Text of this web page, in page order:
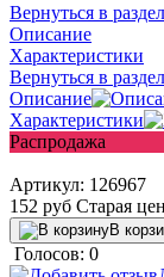
Вернуться в раздел
Описание
Характеристики
Вернуться в раздел
Описание
Характеристики
Распродажа
Артикул: 126967
152 руб Старая
В
Голосов: 0